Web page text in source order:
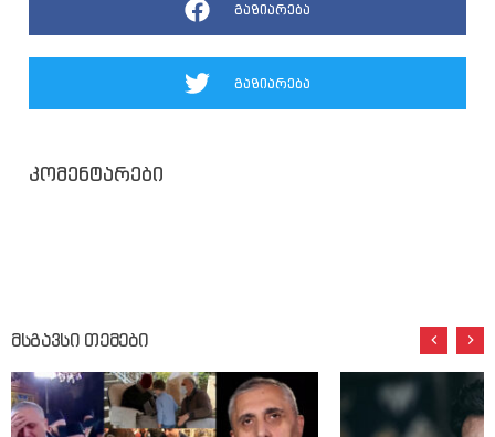
გაზიარება
გაზიარება
კომენტარები
მსგავსი თემები